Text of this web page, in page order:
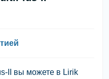
II вы можете в Lirik